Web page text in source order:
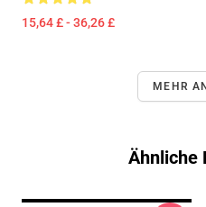
15,64 £ - 36,26 £
MEHR
Ähnliche